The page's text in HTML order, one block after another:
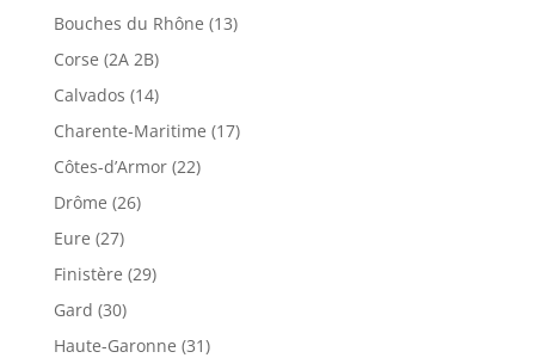
Bouches du Rhône (13)
Corse (2A 2B)
Calvados (14)
Charente-Maritime (17)
Côtes-d’Armor (22)
Drôme (26)
Eure (27)
Finistère (29)
Gard (30)
Haute-Garonne (31)